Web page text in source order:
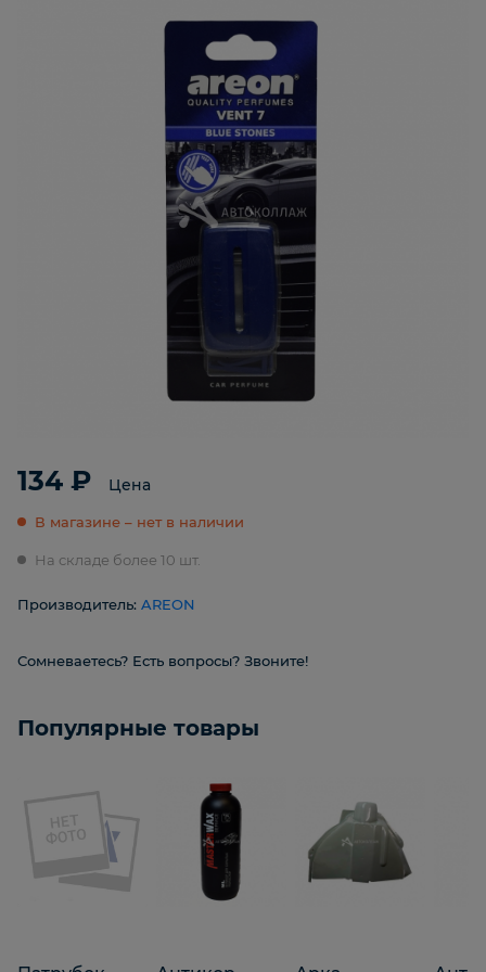
134 ₽ Цена
В магазине – нет в наличии
На складе более 10 шт.
Производитель: AREON
Сомневаетесь? Есть вопросы? Звоните!
Популярные товары